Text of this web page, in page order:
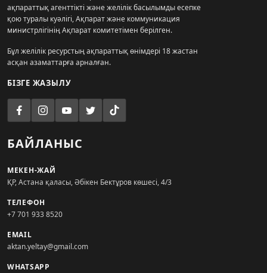
ақпараттық агенттікті және желілік басылымды есепке
қою туралы куәлігі, Ақпарат және коммуникация
министрлігінің Ақпарат комитетімен берілген.
Бұл желілік ресурстың ақпараттық өнімдері 18 жастан
асқан азаматтарға арналған.
БІЗГЕ ЖАЗЫЛУ
БАЙЛАНЫС
МЕКЕН-ЖАЙ
ҚР, Астана қаласы, Әбікен Бектұров көшесі, 4/3
ТЕЛЕФОН
+7 701 933 8520
EMAIL
aktan.yeltay@gmail.com
WHATSAPP